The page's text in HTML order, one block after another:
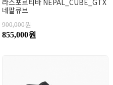
라스포르티바 NEPAL_CUBE_GTX
네팔큐브
900,000원
855,000원